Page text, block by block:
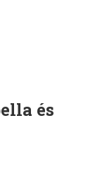
és